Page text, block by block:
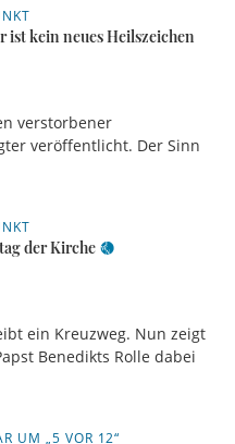
ist kein neues Heilszeichen
verstorbener
veröffentlicht. Der Sinn
der Kirche
ein Kreuzweg. Nun zeigt
Benedikts Rolle dabei
UM „5 VOR 12“